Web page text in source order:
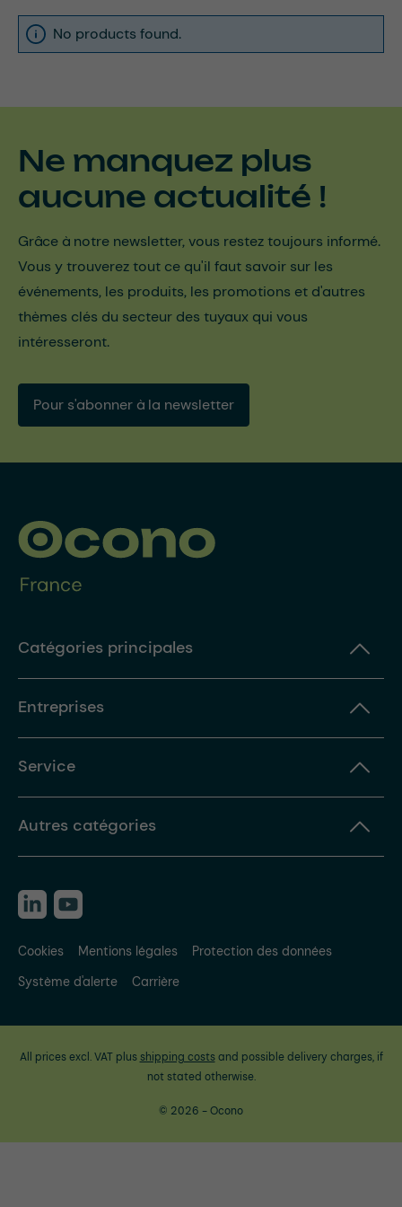
No products found.
Ne manquez plus
aucune actualité !
Grâce à notre newsletter, vous restez toujours informé.
Vous y trouverez tout ce qu'il faut savoir sur les
événements, les produits, les promotions et d'autres
thèmes clés du secteur des tuyaux qui vous
intéresseront.
Pour s'abonner à la newsletter
Catégories principales
Entreprises
Service
Autres catégories
Cookies Mentions légales
Protection des données
Système d'alerte
Carrière
All prices excl. VAT plus shipping costsand possible delivery charges, if
not stated otherwise.
© 2026 - Ocono